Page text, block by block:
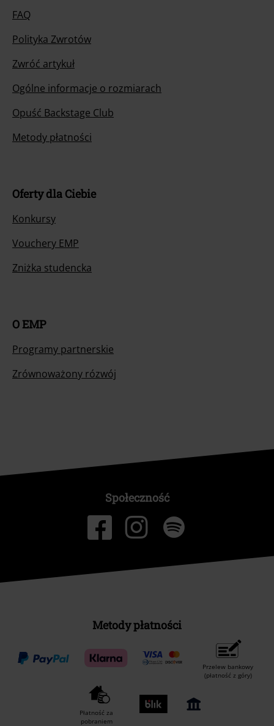
FAQ
Polityka Zwrotów
Zwróć artykuł
Ogólne informacje o rozmiarach
Opuść Backstage Club
Metody płatności
Oferty dla Ciebie
Konkursy
Vouchery EMP
Zniżka studencka
O EMP
Programy partnerskie
Zrównoważony rózwój
Społeczność
Metody płatności
Przelew bankowy
(płatność z góry)
Płatność za
pobraniem